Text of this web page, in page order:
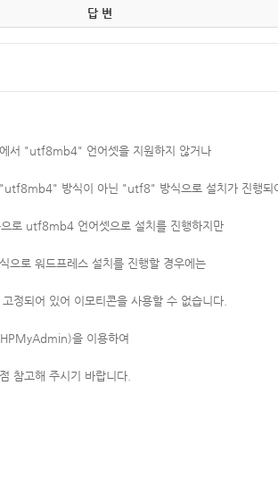
답 변
에서 "utf8mb4" 언어셋을 지원하지 않거나
방식이 아닌 "utf8" 방식으로 설치가 진행되
로 utf8mb4 언어셋으로 설치를 진행하지만
으로 워드프레스 설치를 진행할 경우에는
되어 있어 이모티콘을 사용할 수 없습니다.
을 이용하여
참고해 주시기 바랍니다.